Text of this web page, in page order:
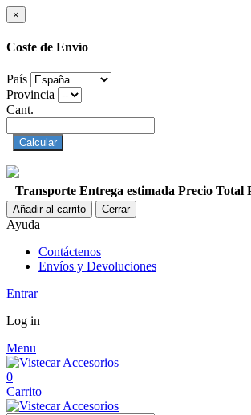
×
Coste de Envío
País
Provincia
Cant.
Calcular
Transporte Entrega estimada Precio Total
Añadir al carrito Cerrar
Ayuda
Contáctenos
Envíos y Devoluciones
Entrar
Log in
Menu
0
Carrito